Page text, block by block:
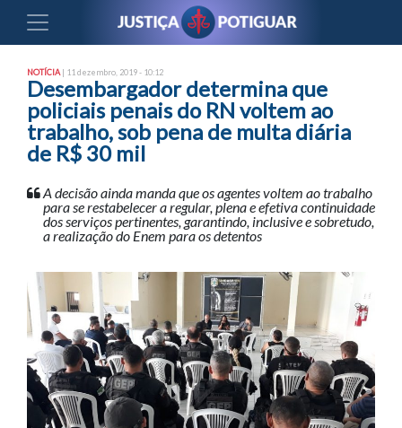
NOTÍCIA | 11 dezembro, 2019 - 10:12
Desembargador determina que
policiais penais do RN voltem ao
trabalho, sob pena de multa diária
de R$ 30 mil
A decisão ainda manda que os agentes voltem ao trabalho
para se restabelecer a regular, plena e efetiva continuidade
dos serviços pertinentes, garantindo, inclusive e sobretudo,
a realização do Enem para os detentos